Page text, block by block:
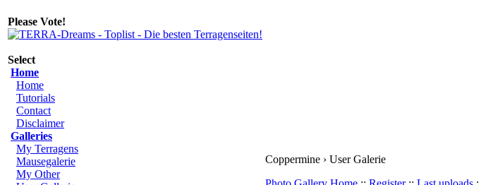
Please Vote!
Select
Home
Home
Tutorials
Contact
Disclaimer
Galleries
My Terragens
Mausegalerie
My Other
Coppermine › User Galerie